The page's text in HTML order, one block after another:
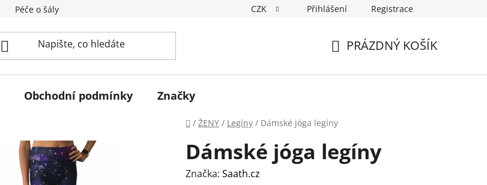
Péče o šály CZK Přihlášení Registrace
PRÁZDNÝ KOŠÍK
Obchodní podmínky Značky
Domů
/ ŽENY / Legíny / Dámské jóga legíny
Dámské jóga legíny
Značka: Saath.cz